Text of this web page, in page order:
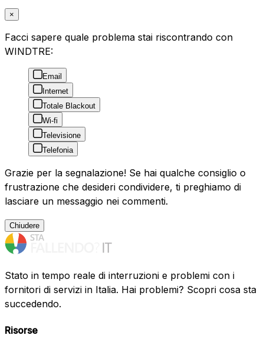
×
Facci sapere quale problema stai riscontrando con
WINDTRE:
Email
Internet
Totale Blackout
Wi-fi
Televisione
Telefonia
Grazie per la segnalazione! Se hai qualche consiglio o
frustrazione che desideri condividere, ti preghiamo di
lasciare un messaggio nei commenti.
Chiudere
Stato in tempo reale di interruzioni e problemi con i
fornitori di servizi in Italia. Hai problemi? Scopri cosa sta
succedendo.
Risorse